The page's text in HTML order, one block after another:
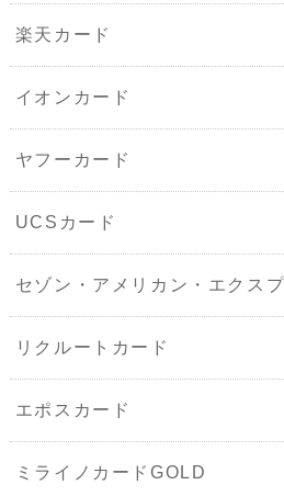
楽天カード
イオンカード
ヤフーカード
UCSカード
セゾン・アメリカン・エクス
リクルートカード
エポスカード
ミライノカードGOLD